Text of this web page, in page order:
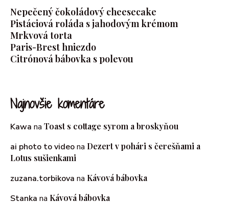
Nepečený čokoládový cheesecake
Pistáciová roláda s jahodovým krémom
Mrkvová torta
Paris-Brest hniezdo
Citrónová bábovka s polevou
Najnovšie komentáre
Kawa na Toast s cottage syrom a broskyňou
ai photo to videona Dezert v pohári s čerešňami a
Lotus sušienkami
zuzana.torbikova na Kávová bábovka
Stanka na Kávová bábovka